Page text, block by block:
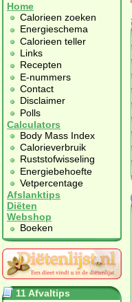
Home
Calorieen zoeken
Energieschema
Calorieen teller
Links
Recepten
E-nummers
Contact
Disclaimer
Polls
Calculators
Body Mass Index
Calorieverbruik
Ruststofwisseling
Energiebehoefte
Vetpercentage
Afslanktips
Diëten
Webshop
Boeken
11 Afvaltips